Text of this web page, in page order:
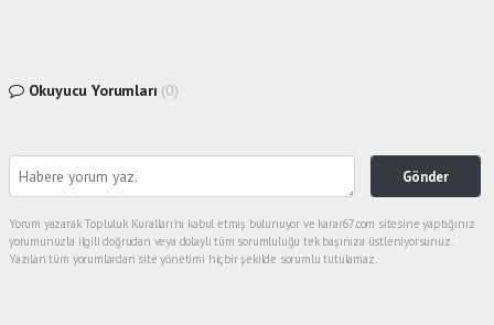
Okuyucu Yorumları (0)
Gönder
Yorum yazarak Topluluk Kuralları’nı kabul etmiş bulunuyor ve karar67.com sitesine yaptığınız
yorumunuzla ilgili doğrudan veya dolaylı tüm sorumluluğu tek başınıza üstleniyorsunuz.
Yazılan tüm yorumlardan site yönetimi hiçbir şekilde sorumlu tutulamaz.